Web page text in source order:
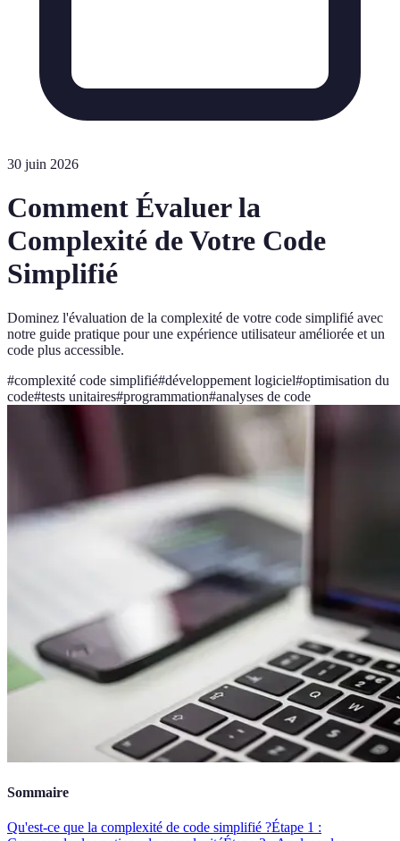
30 juin 2026
Comment Évaluer la
Complexité de Votre Code
Simplifié
Dominez l'évaluation de la complexité de votre code simplifié avec
notre guide pratique pour une expérience utilisateur améliorée et un
code plus accessible.
#complexité code simplifié#développement logiciel#optimisation du
code#tests unitaires#programmation#analyses de code
Sommaire
Qu'est-ce que la complexité de code simplifié ?Étape 1 :